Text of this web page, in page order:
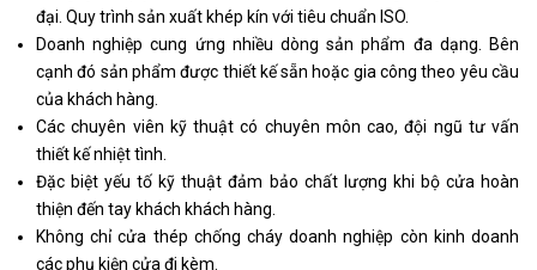
đại. Quy trình sản xuất khép kín với tiêu chuẩn ISO.
Doanh nghiệp cung ứng nhiều dòng sản phẩm đa dạng. Bên
cạnh đó sản phẩm được thiết kế sẵn hoặc gia công theo yêu cầu
của khách hàng.
Các chuyên viên kỹ thuật có chuyên môn cao, đội ngũ tư vấn
thiết kế nhiệt tình.
Đặc biệt yếu tố kỹ thuật đảm bảo chất lượng khi bộ cửa hoàn
thiện đến tay khách khách hàng.
Không chỉ cửa thép chống cháy doanh nghiệp còn kinh doanh
các phụ kiện cửa đi kèm.